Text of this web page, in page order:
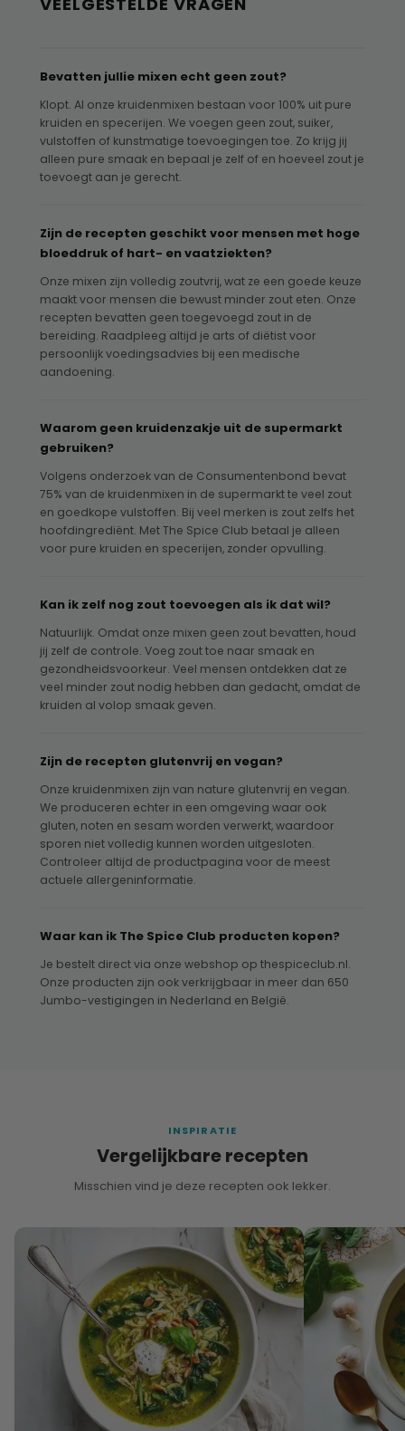
Bevatten jullie mixen echt geen zout?
Klopt. Al onze kruidenmixen bestaan voor 100% uit pure
kruiden en specerijen. We voegen geen zout, suiker,
vulstoffen of kunstmatige toevoegingen toe. Zo krijg jij
alleen pure smaak en bepaal je zelf of en hoeveel zout je
toevoegt aan je gerecht.
Zijn de recepten geschikt voor mensen met hoge
bloeddruk of hart- en vaatziekten?
Onze mixen zijn volledig zoutvrij, wat ze een goede keuze
maakt voor mensen die bewust minder zout eten. Onze
recepten bevatten geen toegevoegd zout in de
bereiding. Raadpleeg altijd je arts of diëtist voor
persoonlijk voedingsadvies bij een medische
aandoening.
Waarom geen kruidenzakje uit de supermarkt
gebruiken?
Volgens onderzoek van de Consumentenbond bevat
75% van de kruidenmixen in de supermarkt te veel zout
en goedkope vulstoffen. Bij veel merken is zout zelfs het
hoofdingrediënt. Met The Spice Club betaal je alleen
voor pure kruiden en specerijen, zonder opvulling.
Kan ik zelf nog zout toevoegen als ik dat wil?
Natuurlijk. Omdat onze mixen geen zout bevatten, houd
jij zelf de controle. Voeg zout toe naar smaak en
gezondheidsvoorkeur. Veel mensen ontdekken dat ze
veel minder zout nodig hebben dan gedacht, omdat de
kruiden al volop smaak geven.
Zijn de recepten glutenvrij en vegan?
Onze kruidenmixen zijn van nature glutenvrij en vegan.
We produceren echter in een omgeving waar ook
gluten, noten en sesam worden verwerkt, waardoor
sporen niet volledig kunnen worden uitgesloten.
Controleer altijd de productpagina voor de meest
actuele allergeninformatie.
Waar kan ik The Spice Club producten kopen?
Je bestelt direct via onze webshop op thespiceclub.nl.
Onze producten zijn ook verkrijgbaar in meer dan 650
Jumbo-vestigingen in Nederland en België.
INSPIRATIE
Vergelijkbare recepten
Misschien vind je deze recepten ook lekker.